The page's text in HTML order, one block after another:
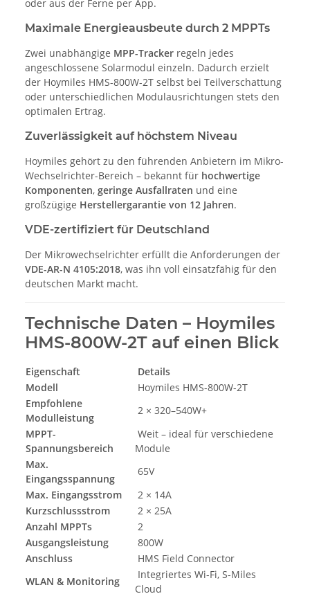
oder aus der Ferne per App.
Maximale Energieausbeute durch 2 MPPTs
Zwei unabhängige MPP-Tracker regeln jedes
angeschlossene Solarmodul einzeln. Dadurch erzielt
der Hoymiles HMS-800W-2T selbst bei Teilverschattung
oder unterschiedlichen Modulausrichtungen stets den
optimalen Ertrag.
Zuverlässigkeit auf höchstem Niveau
Hoymiles gehört zu den führenden Anbietern im Mikro-
Wechselrichter-Bereich – bekannt für hochwertige
Komponenten, geringe Ausfallraten und eine
großzügige Herstellergarantie von 12 Jahren.
VDE-zertifiziert für Deutschland
Der Mikrowechselrichter erfüllt die Anforderungen der
VDE-AR-N 4105:2018, was ihn voll einsatzfähig für den
deutschen Markt macht.
Technische Daten – Hoymiles
HMS-800W-2T auf einen Blick
Eigenschaft
Details
Modell
Hoymiles HMS-800W-2T
Empfohlene
Modulleistung
2 × 320–540W+
MPPT-
Spannungsbereich
Weit – ideal für verschiedene
Module
Max.
Eingangsspannung
65V
Max. Eingangsstrom
2 × 14A
Kurzschlussstrom
2 × 25A
Anzahl MPPTs
2
Ausgangsleistung
800W
Anschluss
HMS Field Connector
WLAN & Monitoring
Integriertes Wi-Fi, S-Miles
Cloud